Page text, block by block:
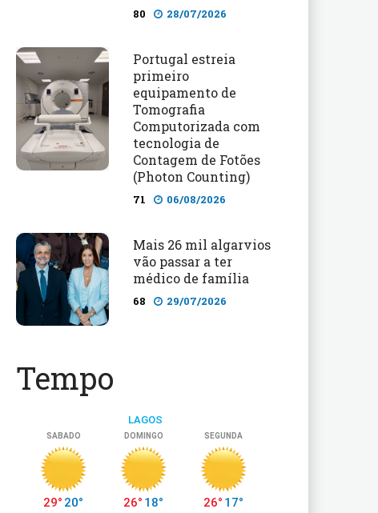
80 28/07/2026
Portugal estreia
primeiro
equipamento de
Tomografia
Computorizada com
tecnologia de
Contagem de Fotões
(Photon Counting)
71 06/08/2026
Mais 26 mil algarvios
vão passar a ter
médico de família
68 29/07/2026
Tempo